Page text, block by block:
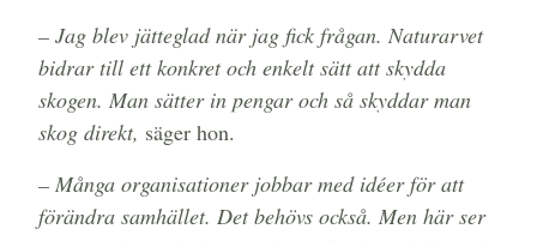
– Jag blev jätteglad när jag fick frågan. Naturarvet
bidrar till ett konkret och enkelt sätt att skydda
skogen. Man sätter in pengar och så skyddar man
skog direkt, säger hon.
– Många organisationer jobbar med idéer för att
förändra samhället. Det behövs också. Men här ser